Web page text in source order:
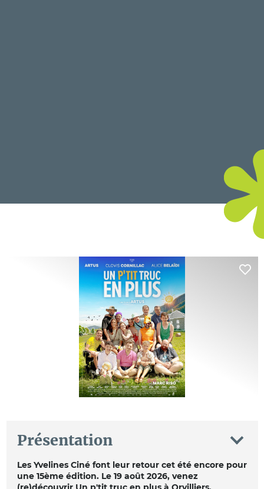
Présentation
Les Yvelines Ciné font leur retour cet été encore pour
une 15ème édition. Le 19 août 2026, venez